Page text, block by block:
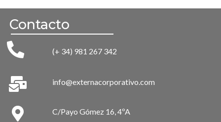
Contacto
(+ 34) 981 267 342
info@externacorporativo.com
C/Payo Gómez 16, 4ºA